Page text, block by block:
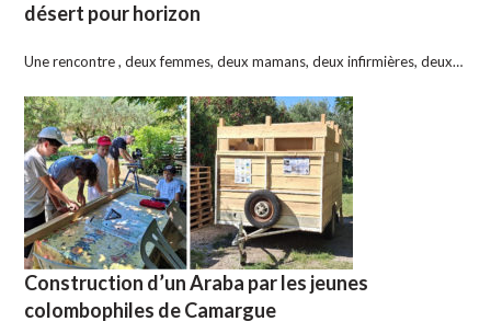
désert pour horizon
Une rencontre , deux femmes, deux mamans, deux infirmières, deux…
Construction d’un Araba par les jeunes
colombophiles de Camargue